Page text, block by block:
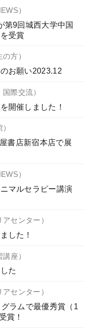
）
9回城西大学中国
受賞
方）
お願い2023.12
際交流）
開催しました！
書店新宿本店で展
）
マルセラピー講演
センター）
した！
座）
た
センター）
ラムで最優秀賞（1
賞！